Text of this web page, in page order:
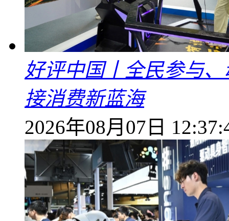
好评中国丨全民参与
接消费新蓝海
2026年08月07日